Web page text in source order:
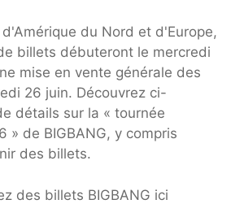
du Nord et d'Europe,
billets débuteront le mercredi
mise en vente générale des
26 juin. Découvrez ci-
détails sur la « tournée
» de BIGBANG, y compris
des billets.
des billets BIGBANG ici